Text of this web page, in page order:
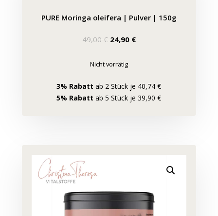
PURE Moringa oleifera | Pulver | 150g
49,00€ Ursprünglicher
war:
24,90 €Aktueller
Nicht vorrätig
3% Rabatt ab 2 Stück je 40,74 €
5% Rabatt ab 5 Stück je 39,90 €